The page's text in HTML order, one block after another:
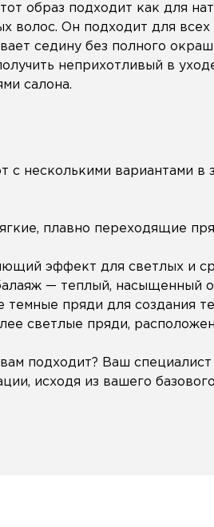
образ подходит как для
волос. Он подходит для
седину без полного
неприхотливый в
салона.
с несколькими вариантами в
плавно переходящие
эффект для светлых и
— теплый, насыщенный
пряди для создания
светлые пряди,
подходит? Ваш
исходя из вашего